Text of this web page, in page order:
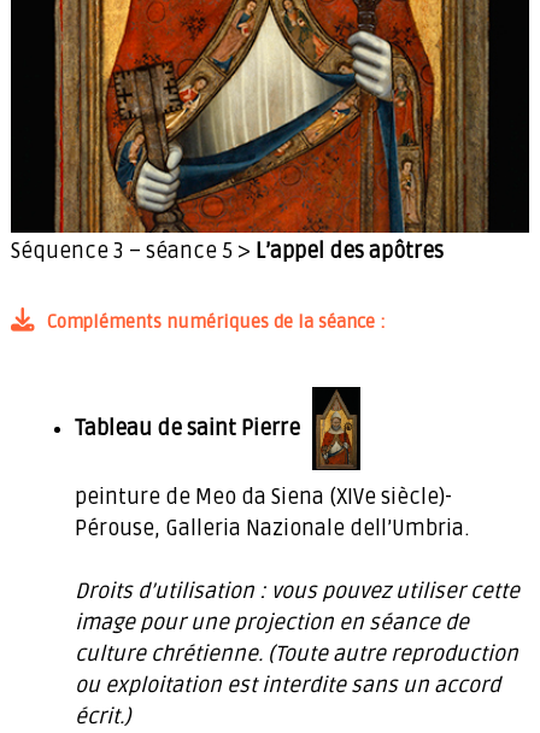
é
t
i
e
n
s
Séquence 3 – séance 5 > L’appel des apôtres
Compléments numériques de la séance :
Tableau de saint Pierre
peinture de Meo da Siena (XIVe siècle)-
Pérouse, Galleria Nazionale dell’Umbria.
Droits d’utilisation : vous pouvez utiliser cette
image pour une projection en séance de
culture chrétienne. (Toute autre reproduction
ou exploitation est interdite sans un accord
écrit.)